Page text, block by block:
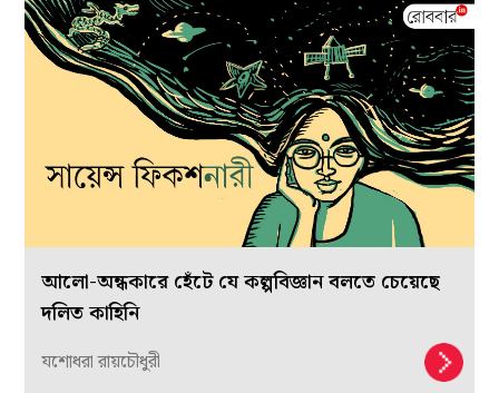
আলো-অন্ধকারে হেঁটে যে কল্পবিজ্ঞান বলতে চেয়েছে
দলিত কাহিনি
যশোধরা রায়চৌধুরী